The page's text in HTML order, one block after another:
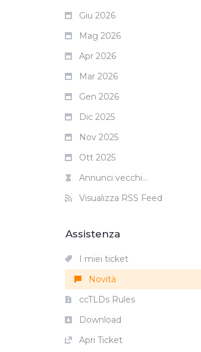
Giu 2026
Mag 2026
Apr 2026
Mar 2026
Gen 2026
Dic 2025
Nov 2025
Ott 2025
Annunci vecchi...
Visualizza RSS Feed
Assistenza
I miei ticket
Novità
ccTLDs Rules
Download
Apri Ticket